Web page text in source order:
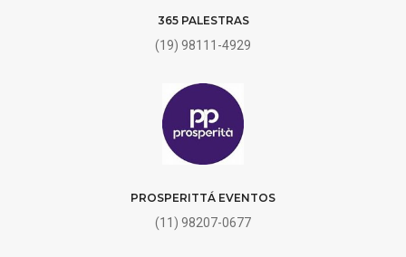
365 PALESTRAS
(19) 98111-4929
PROSPERITTÁ EVENTOS
(11) 98207-0677